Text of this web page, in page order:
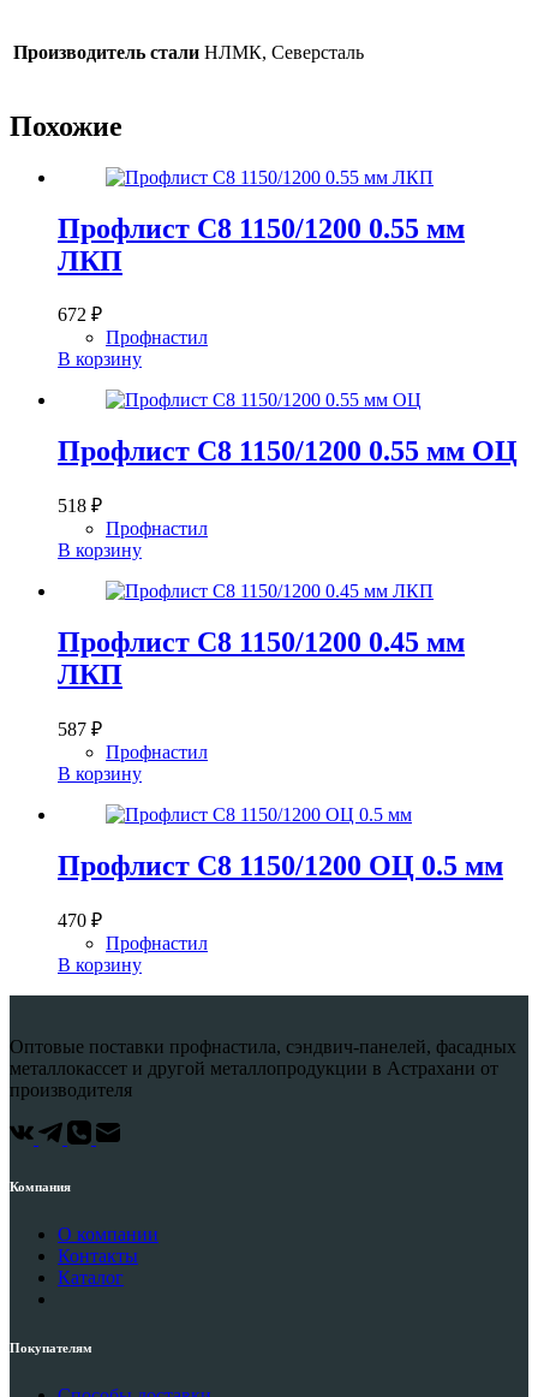
Производитель стали НЛМК, Северсталь
Похожие
Профлист С8 1150/1200 0.55 мм
ЛКП
672 ₽
Профнастил
В корзину
Профлист С8 1150/1200 0.55 мм ОЦ
518 ₽
Профнастил
В корзину
Профлист С8 1150/1200 0.45 мм
ЛКП
587 ₽
Профнастил
В корзину
Профлист С8 1150/1200 ОЦ 0.5 мм
470 ₽
Профнастил
В корзину
Оптовые поставки профнастила, сэндвич-панелей, фасадных
металлокассет и другой металлопродукции в Астрахани от
производителя
Компания
О компании
Контакты
Каталог
Покупателям